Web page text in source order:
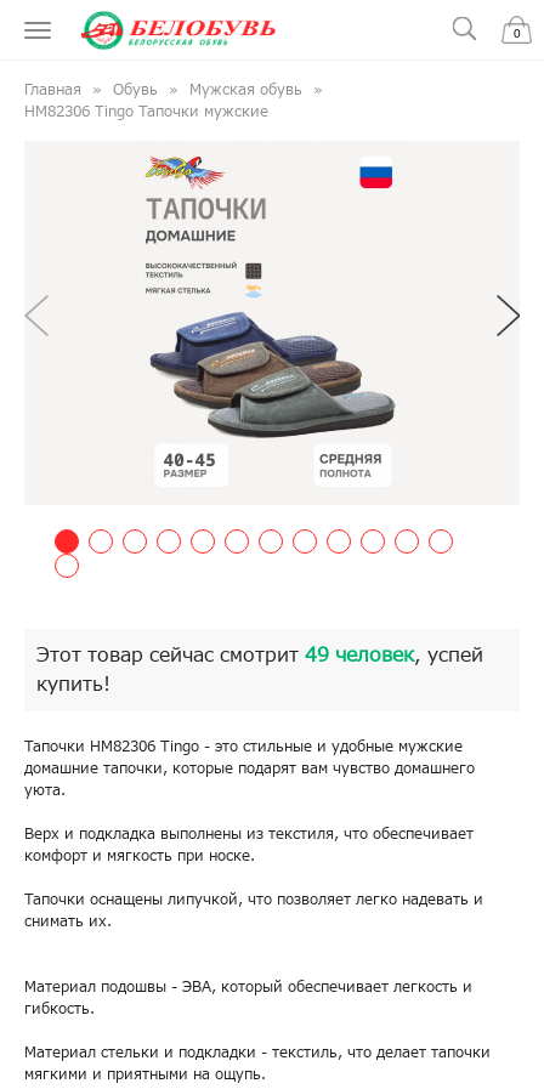
0
Главная Обувь
Мужская обувь
HM82306 Tingo Тапочки мужские
Этот товар сейчас смотрит 49 человек, успей
купить!
Тапочки HM82306 Tingo - это стильные и удобные мужские
домашние тапочки, которые подарят вам чувство домашнего
уюта.
Верх и подкладка выполнены из текстиля, что обеспечивает
комфорт и мягкость при носке.
Тапочки оснащены липучкой, что позволяет легко надевать и
снимать их.
Материал подошвы - ЭВА, который обеспечивает легкость и
гибкость.
Материал стельки и подкладки - текстиль, что делает тапочки
мягкими и приятными на ощупь.